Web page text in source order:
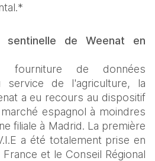
sentinelle de Weenat en
fourniture de données
service de l'agriculture, la
a eu recours au dispositif
espagnol à moindres
filiale à Madrid. La première
a été totalement prise en
et le Conseil Régional